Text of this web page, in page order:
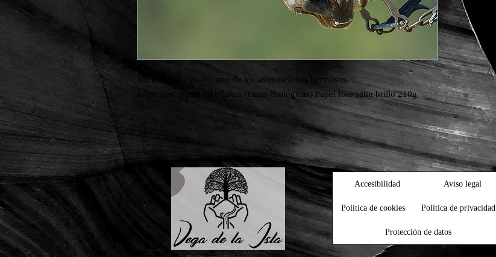
Sin duda, el caballo, uno de los animales más hermosos.
Impresión digital HD+Latex (tintas ecológicas) Papel foto satin brillo 210g
Accesibilidad Aviso legal
Política de cookies Política de privacidad
Protección de datos